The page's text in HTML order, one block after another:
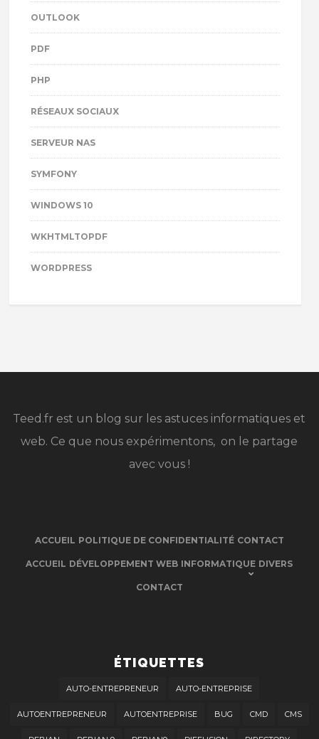
OUTLOOK
PDF
PHP
RÉSEAUX SOCIAUX
SERVEUR NAS
SYMFONY
WINDOWS 10
WKHTMLTOPDF
WORDPRESS
Teed.fr est un blog sur les astuces informatiques et
web. Ce que nous expérimentons, on le partage
avec vous !
ACCUEIL POLITIQUE DE CONFIDENTIALITÉ CONTACT
ACCUEIL DÉVELOPPEMENT WEB INFORMATIQUE DIVERS
CONTACT
ÉTIQUETTES
AUTO-ENTREPRENEUR AUTO-ENTREPRISE
AUTOENTREPRENEUR AUTOENTREPRISE BUG CMD CMS